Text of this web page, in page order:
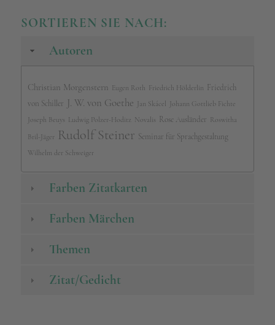
SORTIEREN SIE NACH:
Autoren
Christian Morgenstern Eugen Roth Friedrich Hölderlin
Friedrich
von Schiller J. W. von Goethe Jan Skácel
Johann Gottlieb Fichte
Joseph Beuys Ludwig Polzer-Hoditz Novalis Rose Ausländer Roswitha
Bril-Jäger Rudolf Steiner Seminar für Sprachgestaltung
Wilhelm der Schweiger
Farben Zitatkarten
Farben Märchen
Themen
Zitat/Gedicht